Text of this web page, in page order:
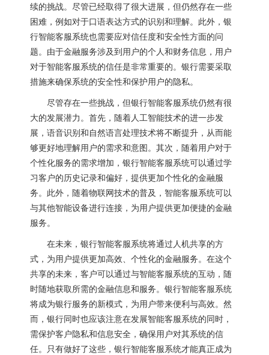
续的挑战。尽管已经取得了很大进展，但仍然存在一些
困难，例如对于口语表达方式的识别和理解。此外，银
行智能客服系统也需要应对信任度和安全性方面的问
题。由于金融服务涉及到用户的个人和财务信息，用户
对于智能客服系统的信任是非常重要的。银行需要采取
措施来确保系统的安全性和保护用户的隐私。
尽管存在一些挑战，但银行智能客服系统仍然有很
大的发展潜力。首先，随着人工智能技术的进一步发
展，语音识别和自然语言处理技术将不断提升，从而能
够更好地理解用户的需求和意图。其次，随着用户对于
个性化服务的需求增加，银行智能客服系统可以通过学
习客户的历史记录和偏好，提供更加个性化的金融服
务。此外，随着物联网技术的普及，智能客服系统可以
与其他智能设备进行连接，为用户提供更加便捷的金融
服务。
在未来，银行智能客服系统将通过人机共享的方
式，为用户提供更加高效、个性化的金融服务。在这个
共享的未来，客户可以通过与智能客服系统的互动，随
时随地获取所需的金融信息和服务。银行智能客服系统
将成为银行服务的新模式，为用户带来便利与高效。然
而，银行同时也应该注意在发展智能客服系统的同时，
需保护客户隐私和信息安全，确保用户对其系统的信
任。只有做好了这些，银行智能客服系统才能真正成为